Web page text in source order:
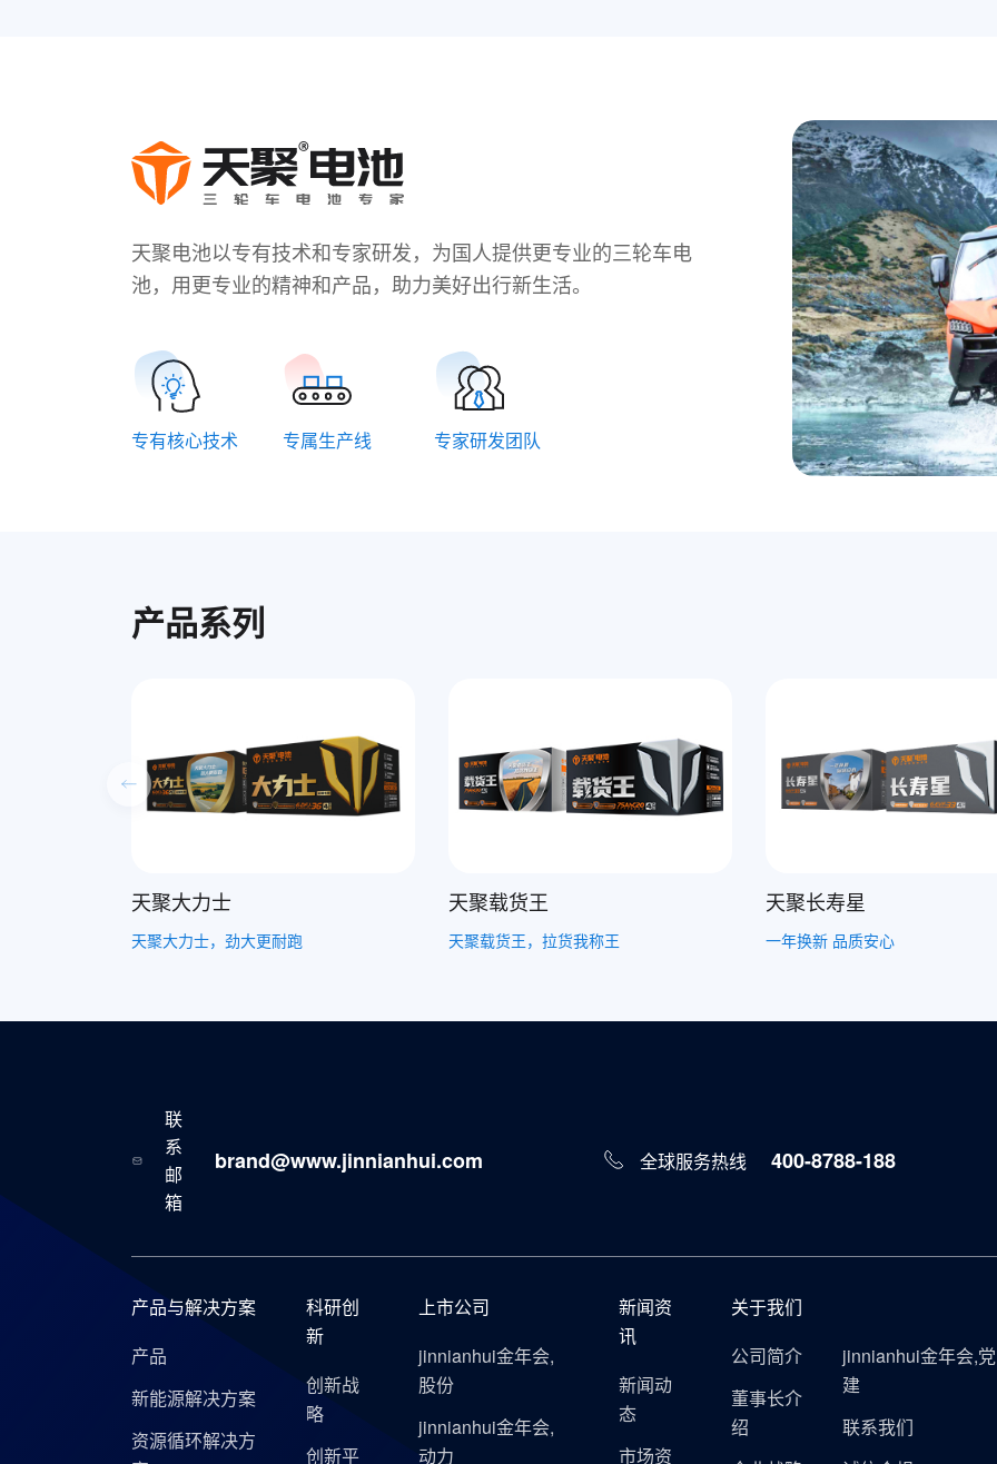
天聚电池以专有技术和专家研发，为国人提供更专业的三轮车电
池，用更专业的精神和产品，助力美好出行新生活。
专有核心技术 专属生产线 专家研发团队
产品系列
天聚载货王
天聚载货王，拉货我称王
天聚长寿星
一年换新 品质安心
天聚巨能跑
重量足 跑更远
联
系
邮
箱
brand@www.jinnianhui.com 全球服务热线 400-8788-188
产品与解决方案
产品
新能源解决方案
资源循环解决方
科研创
新
创新战
略
创新平
上市公司
jinnianhui金年会,
股份
jinnianhui金年会,
动力
新闻资
讯
新闻动
态
市场资
关于我们
公司简介
董事长介
绍
jinnianhui金年会,党
建
联系我们